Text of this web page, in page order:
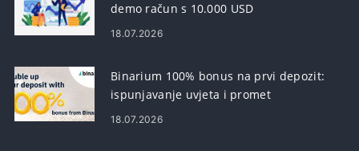
demo račun s 10.000 USD
18.07.2026
Binarium 100% bonus na prvi depozit:
ispunjavanje uvjeta i promet
18.07.2026